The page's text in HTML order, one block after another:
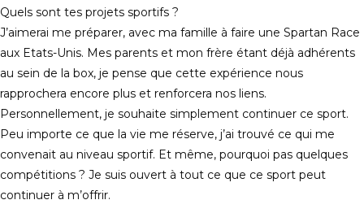
Quels sont tes projets sportifs ?
J’aimerai me préparer, avec ma famille à faire une Spartan Race
aux Etats-Unis. Mes parents et mon frère étant déjà adhérents
au sein de la box, je pense que cette expérience nous
rapprochera encore plus et renforcera nos liens.
Personnellement, je souhaite simplement continuer ce sport.
Peu importe ce que la vie me réserve, j’ai trouvé ce qui me
convenait au niveau sportif. Et même, pourquoi pas quelques
compétitions ? Je suis ouvert à tout ce que ce sport peut
continuer à m’offrir.